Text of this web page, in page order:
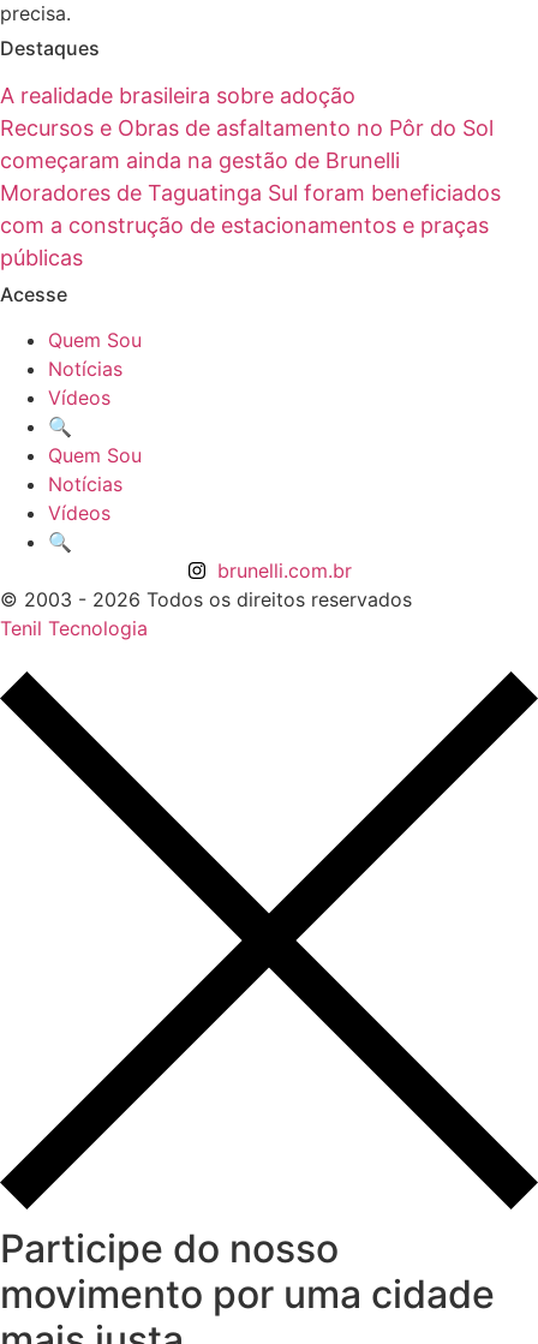
precisa.
Destaques
A realidade brasileira sobre adoção
Recursos e Obras de asfaltamento no Pôr do Sol
começaram ainda na gestão de Brunelli
Moradores de Taguatinga Sul foram beneficiados
com a construção de estacionamentos e praças
públicas
Acesse
Quem Sou
Notícias
Vídeos
🔍
Quem Sou
Notícias
Vídeos
🔍
brunelli.com.br
© 2003 - 2026 Todos os direitos reservados
Tenil Tecnologia
Participe do nosso
movimento por uma cidade